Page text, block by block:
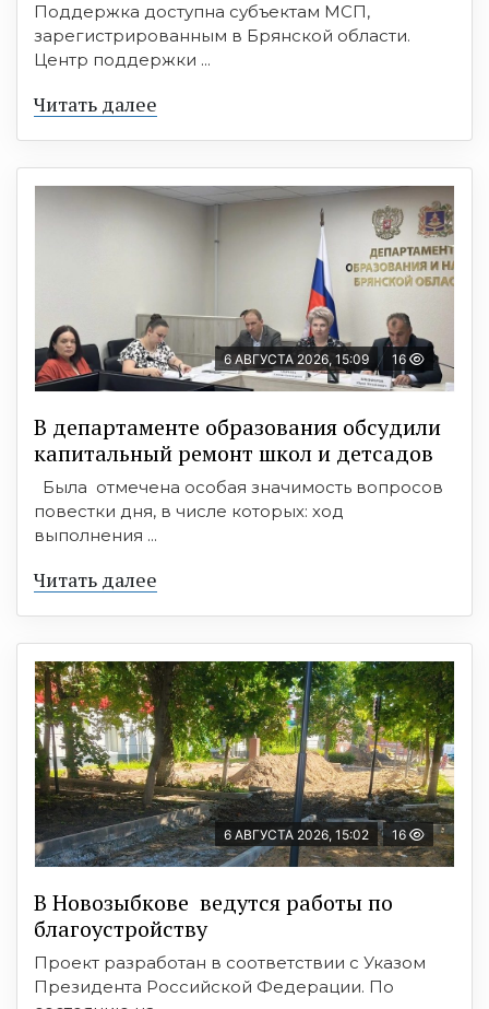
Поддержка доступна субъектам МСП,
зарегистрированным в Брянской области.
Центр поддержки ...
Читать далее
6 АВГУСТА 2026, 15:09 16
В департаменте образования обсудили
капитальный ремонт школ и детсадов
Была отмечена особая значимость вопросов
повестки дня, в числе которых: ход
выполнения ...
Читать далее
6 АВГУСТА 2026, 15:02 16
В Новозыбкове ведутся работы по
благоустройству
Проект разработан в соответствии с Указом
Президента Российской Федерации. По